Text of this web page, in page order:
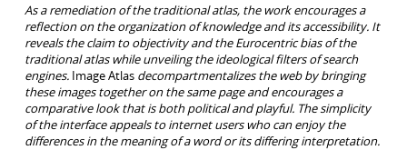
As a remediation of the traditional atlas, the work encourages a
reflection on the organization of knowledge and its accessibility. It
reveals the claim to objectivity and the Eurocentric bias of the
traditional atlas while unveiling the ideological filters of search
engines. Image Atlas decompartmentalizes the web by bringing
these images together on the same page and encourages a
comparative look that is both political and playful. The simplicity
of the interface appeals to internet users who can enjoy the
differences in the meaning of a word or its differing interpretation.